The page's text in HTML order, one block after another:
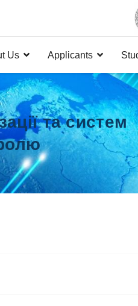
Us Applicants
та систем